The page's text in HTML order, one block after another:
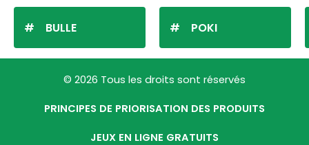
BULLE POKI
© 2026 Tous les droits sont réservés
PRINCIPES DE PRIORISATION DES PRODUITS
JEUX EN LIGNE GRATUITS